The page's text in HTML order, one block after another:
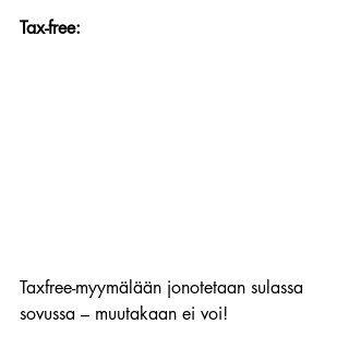
Tax-free:
Taxfree-myymälään jonotetaan sulassa
sovussa – muutakaan ei voi!